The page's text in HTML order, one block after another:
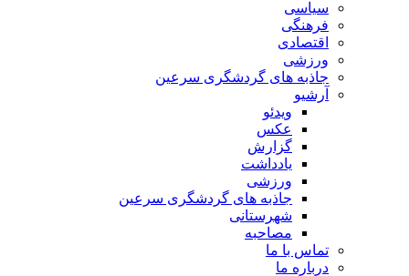
سیاسی
فرهنگی
اقتصادی
ورزشی
جاذبه های گردشگری سرعین
آرشیو
ویدئو
عکس
گزارش
یادداشت
ورزشی
جاذبه های گردشگری سرعین
شهرستانی
مصاحبه
تماس با ما
درباره ما